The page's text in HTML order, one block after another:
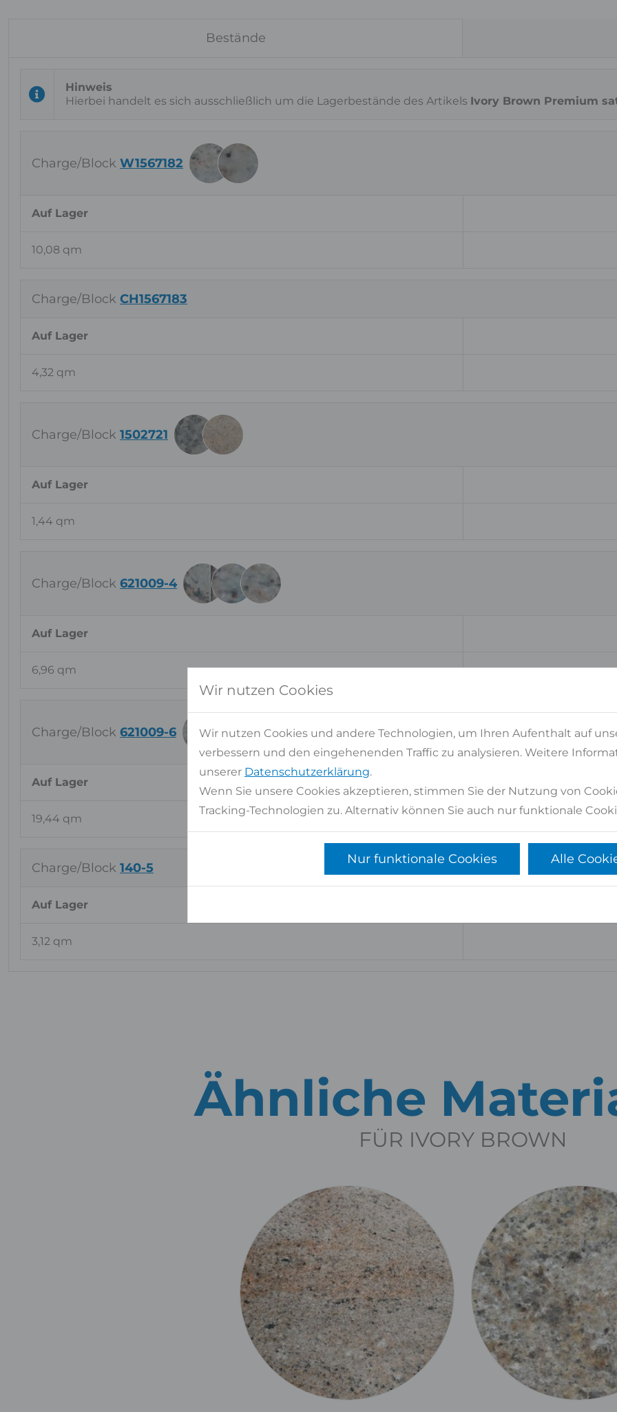
Bestände
Hierbei handelt es sich ausschließlich um die Lagerbestände des Artikels Ivory Brown Premium
Charge/Block W1567182
Auf Lager
10,08 qm
Charge/Block CH1567183
Auf Lager
4,32 qm
Charge/Block 1502721
Auf Lager
1,44 qm
Charge/Block 621009-4
Auf Lager
6,96 qm
Charge/Block 621009-6
Auf Lager
19,44 qm
Charge/Block 140-5
Auf Lager
3,12 qm
Ähnliche
FÜR IVORY BROWN
Wir nutzen Cookies
Wir nutzen Cookies und andere Technologien, um Ihren Aufenthalt auf
verbessern und den eingehenenden Traffic zu analysieren. Weitere
unserer Datenschutzerklärung.
Wenn Sie unsere Cookies akzeptieren, stimmen Sie der Nutzung von
Tracking-Technologien zu. Alternativ können Sie auch nur funktionale
Nur funktionale Cookies Alle